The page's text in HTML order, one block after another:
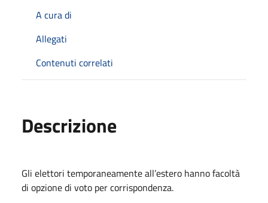
A cura di
Allegati
Contenuti correlati
Descrizione
Gli elettori temporaneamente all’estero hanno facoltà
di opzione di voto per corrispondenza.